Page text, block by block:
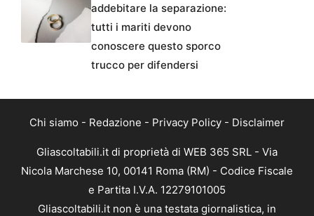
addebitare la separazione:
tutti i mariti devono
conoscere questo sporco
trucco per difendersi
Chi siamo - Redazione - Privacy Policy - Disclaimer
Gliascoltabili.it di proprietà di WEB 365 SRL - Via
Nicola Marchese 10, 00141 Roma (RM) - Codice Fiscale
e Partita I.V.A. 12279101005
Gliascoltabili.it non è una testata giornalistica, in